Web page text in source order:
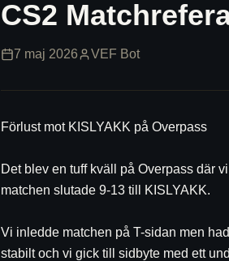
CS2
7 maj 2026 VEF Bot
Förlust mot KISLYAKK på Overpass
Det blev en tuff kväll på Overpass där
matchen slutade 9-13 till KISLYAKK.
Vi inledde matchen på T-sidan men
stabilt och vi gick till sidbyte med ett